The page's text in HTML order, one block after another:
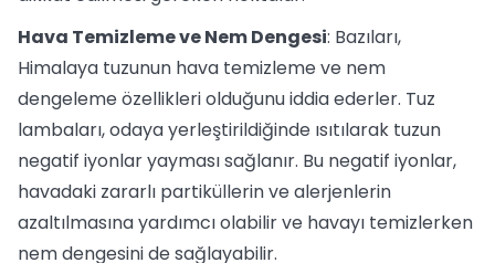
Hava Temizleme ve Nem Dengesi: Bazıları,
Himalaya tuzunun hava temizleme ve nem
dengeleme özellikleri olduğunu iddia ederler. Tuz
lambaları, odaya yerleştirildiğinde ısıtılarak tuzun
negatif iyonlar yayması sağlanır. Bu negatif iyonlar,
havadaki zararlı partiküllerin ve alerjenlerin
azaltılmasına yardımcı olabilir ve havayı temizlerken
nem dengesini de sağlayabilir.